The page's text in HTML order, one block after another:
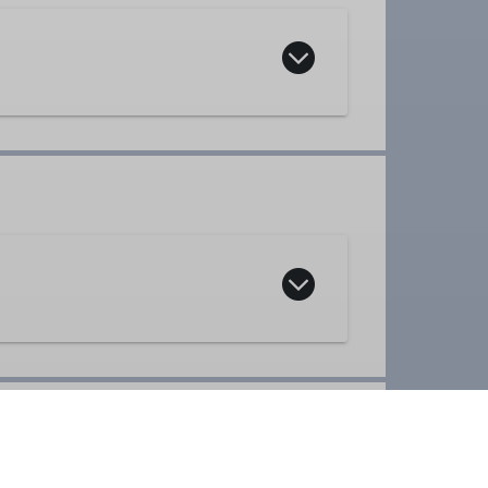
können und körperlich in